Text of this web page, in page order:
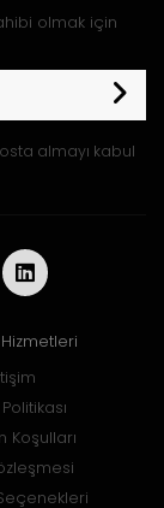
olmak için
almayı kabul
Koşulları